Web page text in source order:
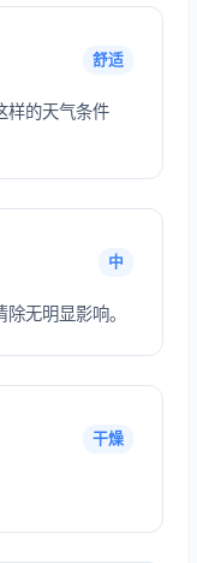
舒适
样的天气条件
中
无明显影响。
干燥